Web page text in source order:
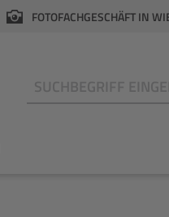
FOTOFACHGESCHÄFT IN